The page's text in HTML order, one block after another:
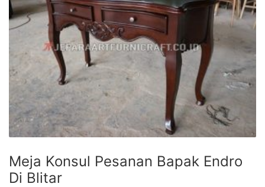
Meja Konsul Pesanan Bapak Endro
Di Blitar